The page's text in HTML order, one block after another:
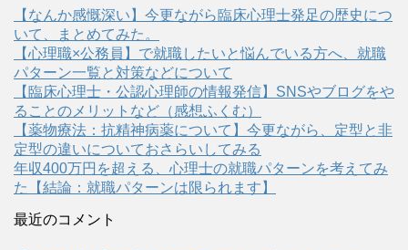
【なんか感慨深い】今更ながら臨床心理士発足の歴史につ
いて、まとめてみた。
【心理職×公務員】で就職したいと悩んでいる方へ、就職
パターン一覧と対策などについて
【臨床心理士・公認心理師の情報発信】SNSやブログをや
ることのメリットなど（感想ふくむ）
【薬物療法：抗精神病薬について】今更ながら、定型と非
定型の違いについておさらいしてみる
年収400万円を超える、心理士の就職パターンを考えてみ
た【結論：就職パターンは限られます】
最近のコメント